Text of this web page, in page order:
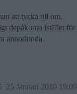
att tycka till om.
depåkonto istället för
annorlunda.
25 Januari 2019 19:09